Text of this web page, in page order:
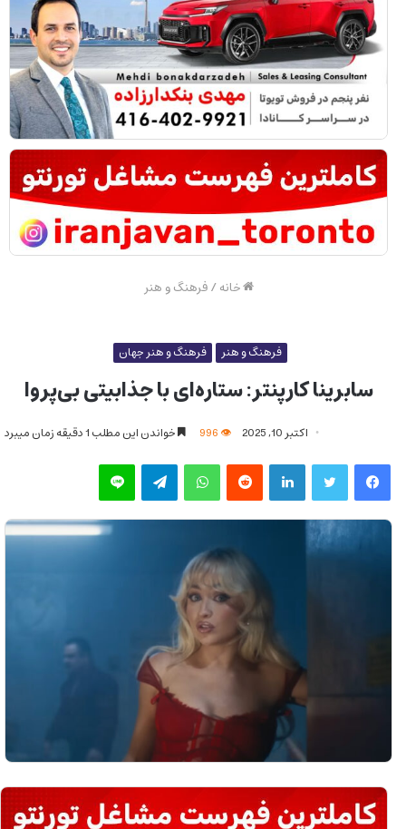
خانه/فرهنگ و هنر
فرهنگ و هنر فرهنگ و هنر جهان
سابرینا کارپنتر: ستاره‌ای با جذابیتی بی‌پروا
اکتبر 10, 2025 خواندن این مطلب 1 دقیقه زمان میبرد
فیس بوک توییتر لینکدین‫رددیت واتس آپ تلگرام لاین